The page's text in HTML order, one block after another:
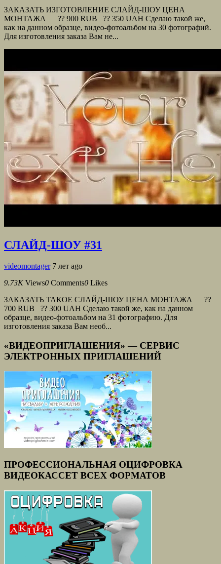
ЗАКАЗАТЬ ИЗГОТОВЛЕНИЕ СЛАЙД-ШОУ ЦЕНА
МОНТАЖА ?? 900 RUB ?? 350 UAH Сделаю такой же,
как на данном образце, видео-фотоальбом на 30 фотографий.
Для изготовления заказа Вам не...
СЛАЙД-ШОУ #31
videomontager 7 лет ago
9.73K Views0 Comments0 Likes
ЗАКАЗАТЬ ТАКОЕ СЛАЙД-ШОУ ЦЕНА МОНТАЖА ??
700 RUB ?? 300 UAH Сделаю такой же, как на данном
образце, видео-фотоальбом на 31 фотографию. Для
изготовления заказа Вам необ...
«ВИДЕОПРИГЛАШЕНИЯ» — СЕРВИС
ЭЛЕКТРОННЫХ ПРИГЛАШЕНИЙ
ПРОФЕССИОНАЛЬНАЯ ОЦИФРОВКА
ВИДЕОКАССЕТ ВСЕХ ФОРМАТОВ